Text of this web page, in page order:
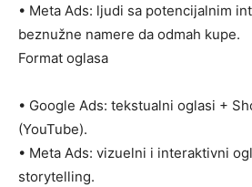
• Meta Ads: ljudi sa potencijalnim
beznužne namere da odmah kupe.
Format oglasa
• Google Ads: tekstualni oglasi +
(YouTube).
• Meta Ads: vizuelni i interaktivni
storytelling.